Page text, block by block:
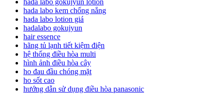
hada labo kem chống nắng
hada labo lotion giá
hadalabo gokujyun
hair essence
hãng tủ lạnh tiết kiệm điện
hệ thống điều hòa multi
hình ảnh điều hòa cây
ho đau đầu chóng mặt
ho sốt cao
hướng dẫn sử dụng điều hòa panasonic